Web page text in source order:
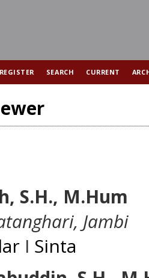
REGISTER SEARCH CURRENT
S.H., M.Hum
Jambi
I Sinta